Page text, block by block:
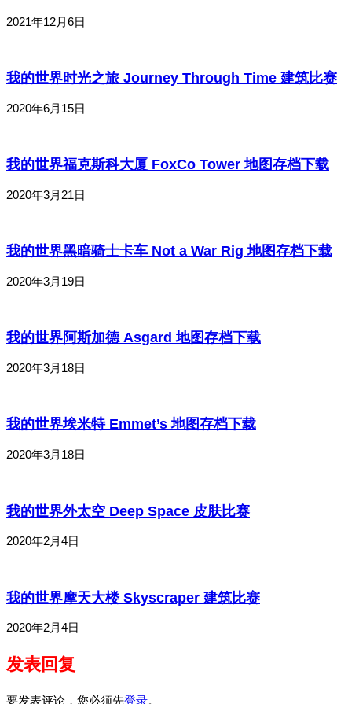
2021年12月6日
我的世界时光之旅 Journey Through Time 建筑比赛
2020年6月15日
我的世界福克斯科大厦 FoxCo Tower 地图存档下载
2020年3月21日
我的世界黑暗骑士卡车 Not a War Rig 地图存档下载
2020年3月19日
我的世界阿斯加德 Asgard 地图存档下载
2020年3月18日
我的世界埃米特 Emmet’s 地图存档下载
2020年3月18日
我的世界外太空 Deep Space 皮肤比赛
2020年2月4日
我的世界摩天大楼 Skyscraper 建筑比赛
2020年2月4日
发表回复
要发表评论，您必须先登录。